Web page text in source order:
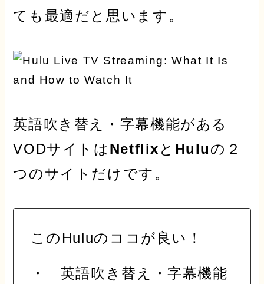
ても最適だと思います。
英語吹き替え・字幕機能がある
VODサイトは Netflix と Huluの２
つのサイトだけです。
このHuluのココが良い！
・ 英語吹き替え・字幕機能